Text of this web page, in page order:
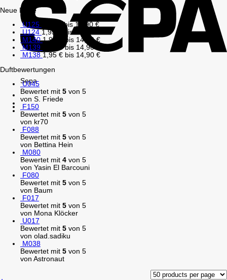
Sepa
Neue Düfte
U125
bis14,90€
U124 1,95 bis
M140 1,95 bis 14,90€
M139
€bis 14,90
M138 1,95 € bis 14,90 €
Duftbewertungen
U045
Bewertet mit 5 von 5
von S. Friede
F150
Bewertet mit 5 von 5
von kr70
F088
Bewertet mit 5 von 5
von Bettina Hein
M080
Bewertet mit 4 von 5
von Yasin El Barcouni
F080
Bewertet mit 5 von 5
von Baum
F017
Bewertet mit 5 von 5
von Mona Klöcker
U017
Bewertet mit 5 von 5
von olad.sadiku
M038
Bewertet mit 5 von 5
von Astronaut